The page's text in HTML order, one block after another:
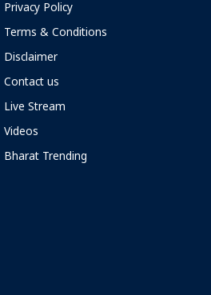
Privacy Policy
Terms & Conditions
Disclaimer
Contact us
Live Stream
Videos
Bharat Trending